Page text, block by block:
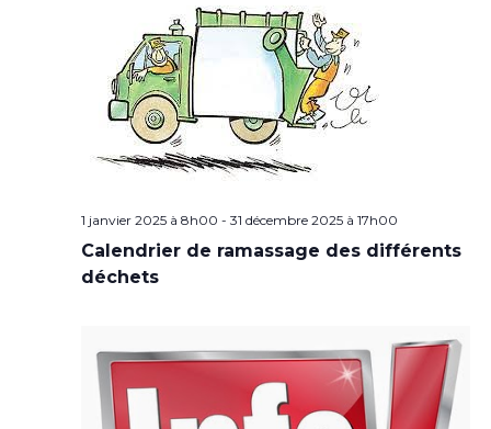
1 janvier 2025 à 8h00 - 31 décembre 2025 à 17h00
Calendrier de ramassage des différents
déchets